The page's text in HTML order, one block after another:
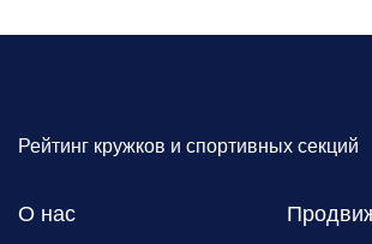
Рейтинг кружков и спортивных секций
О нас